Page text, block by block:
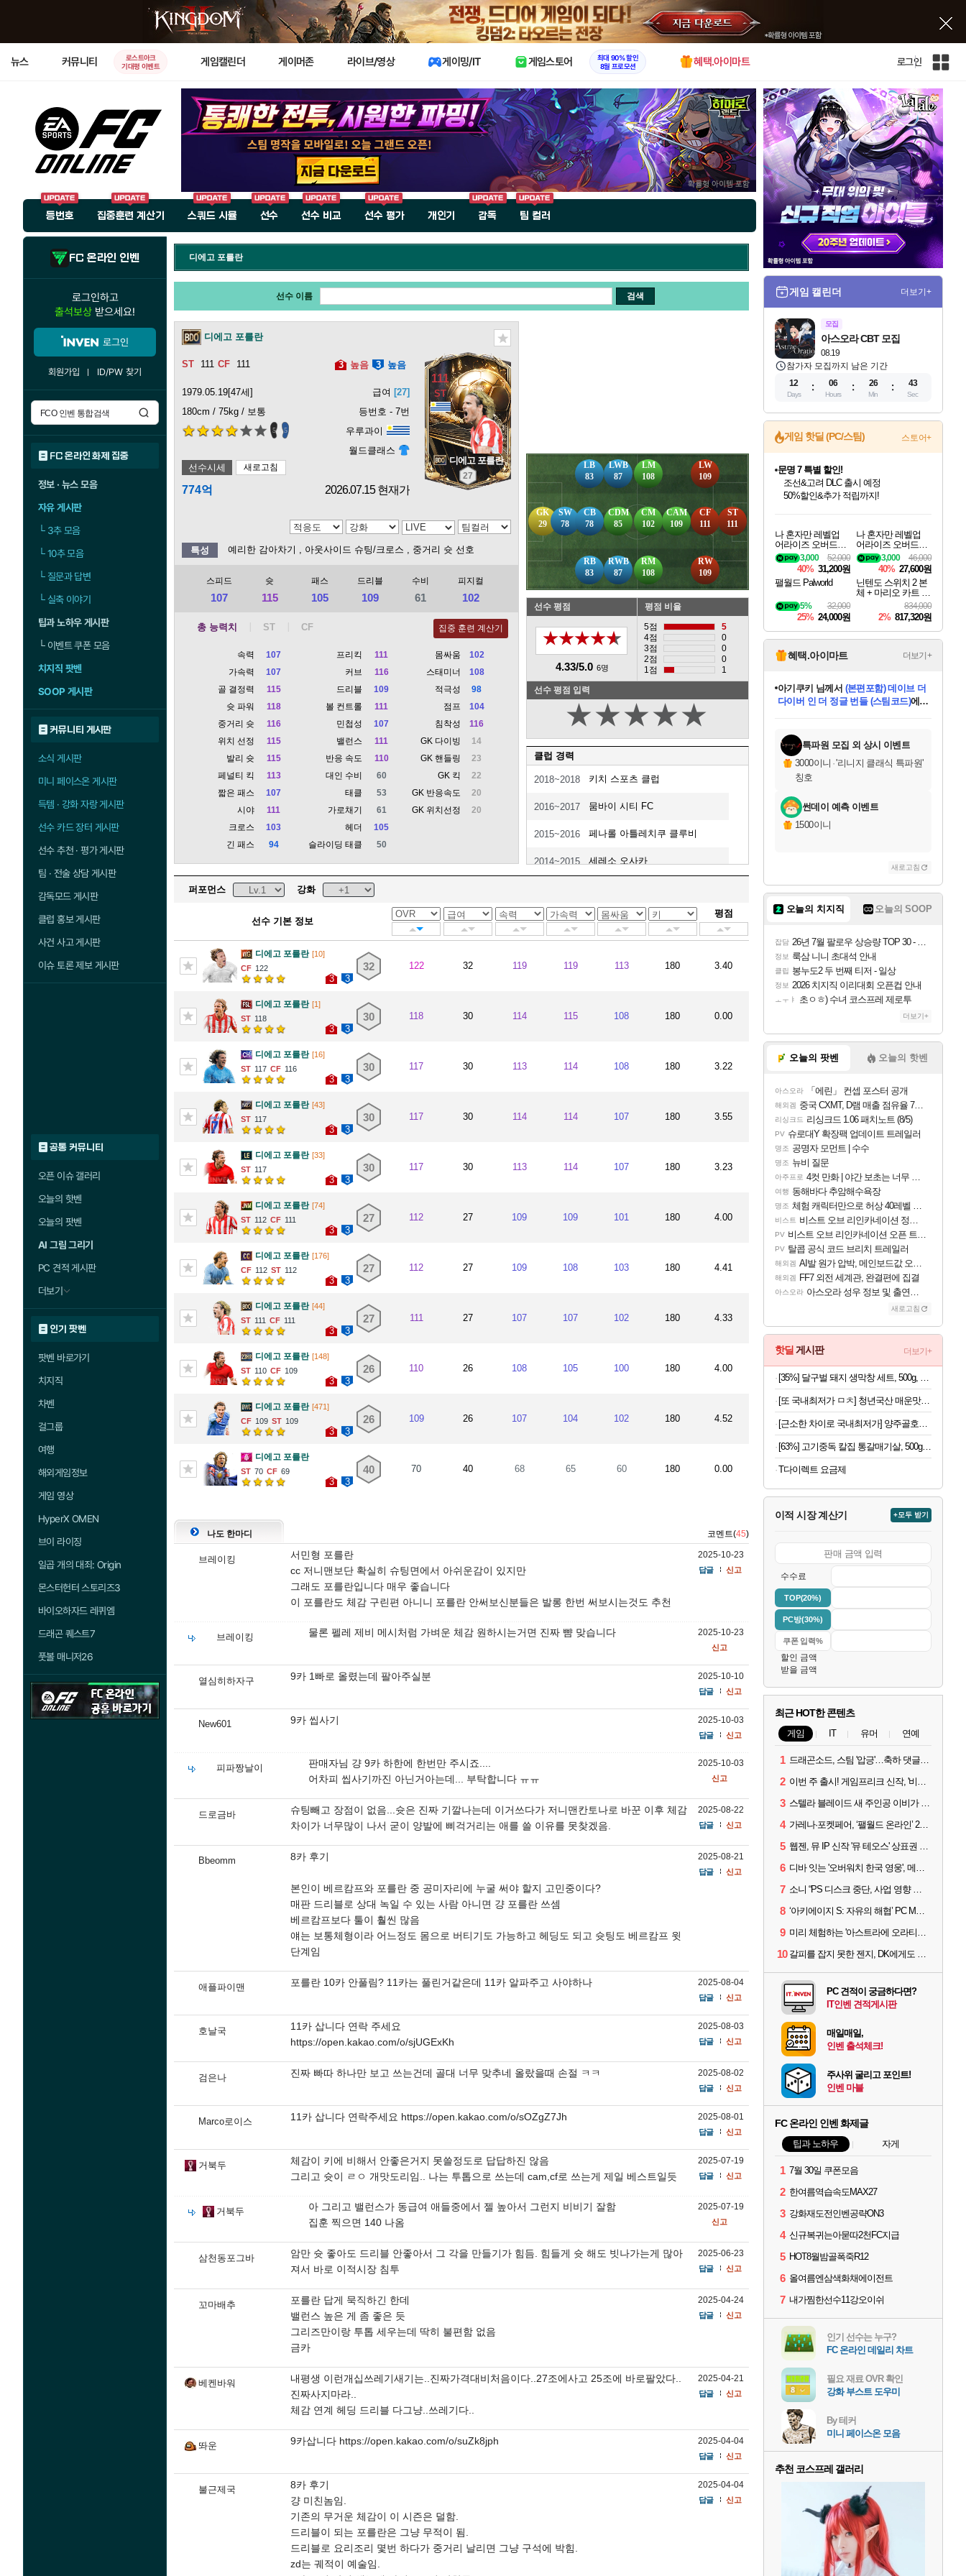
X
뉴스 커뮤니티
로스트아크
기대평 이벤트
게임캘린더 게이머존 라이브/영상 게이밍/IT 게임스토어
최대 90% 할인
8월 프로모션
혜택.아이마트 로그인
인
체
사
트
맵
등번호 집중훈련 계산기 스쿼드 시뮬 선수 선수 비교 선수 평가 개인기 감독 팀 컬러
FC 온라인 인벤
로그인하고
출석보상 받으세요!
로그인
회원가입 ID/PW 찾기
FC 온라인 화제 집중
정보 · 뉴스 모음
자유 게시판
└3추 모음
└10추 모음
└질문과 답변
└실축 이야기
팁과 노하우 게시판
└이벤트 쿠폰 모음
치지직 팟벤
SOOP 게시판
커뮤니티 게시판
소식 게시판
미니 페이스온 게시판
득템 · 강화 자랑 게시판
선수 카드 장터 게시판
선수 추천 · 평가 게시판
팀 · 전술 상담 게시판
감독모드 게시판
클럽 홍보 게시판
사건 사고 게시판
이슈 토론 제보 게시판
공통 커뮤니티
오픈 이슈 갤러리
오늘의 핫벤
오늘의 팟벤
AI 그림 그리기
PC 견적 게시판
더보기
인기 팟벤
팟벤 바로가기
치지직
차벤
걸그룹
여행
해외게임정보
게임 영상
HyperX OMEN
브이 라이징
일곱 개의 대죄: Origin
몬스터헌터 스토리즈3
바이오하자드 레퀴엠
드래곤 퀘스트7
풋볼 매니저26
디에고 포를란
선수 이름 검색
디에고 포를란
111 111 3 높음 3 높음
1979.05.19[47세] 급여 [27]
180cm / 75kg / 보통
등번호 - 7번
5 5
우루과이
월드클래스
선수시세
새로고침
774억 2026.07.15 현재가
111
디에고 포를란
27
특성 예리한 감아차기 , 아웃사이드 슈팅/크로스 , 중거리 슛 선호
스피드
107
슛
115
패스
105
드리블
109
수비
61
피지컬
102
총 능력치 집중 훈련 계산기
속력
107
가속력
107
골 결정력
115
슛 파워
118
중거리 슛
116
위치 선정
115
발리 슛
115
페널티 킥
113
짧은 패스
107
시야
111
크로스
103
긴 패스
94
프리킥
111
커브
116
드리블
109
볼 컨트롤
111
민첩성
107
밸런스
111
반응 속도
110
대인 수비
60
태클
53
가로채기
61
헤더
105
슬라이딩 태클
50
몸싸움
102
스태미너
108
적극성
98
점프
104
침착성
116
GK 다이빙
14
GK 핸들링
23
GK 킥
22
GK 반응속도
20
GK 위치선정
20
GK
29
SW
78
RWB
87
RB
83
CB
78
LB
83
LWB
87
CDM
85
RM
108
CM
102
LM
108
CAM
109
LW
109
CF
111
RW
109
ST
111
선수 평점
★★★★★
4.33/5.0 6명
평점 비율
5점
5
4점
0
3점
0
2점
0
1점
1
선수 평점 입력
★★★★★
클럽 경력
2018~2018 키치 스포츠 클럽
2016~2017 뭄바이 시티 FC
2015~2016 페나롤 아틀레치쿠 클루비
2014~2015 세레소 오사카
2011~2012 롬바르디아 FC
2007~2011 아틀레티코 마드리드
2004~2007 비야레알 CF
퍼포먼스 강화
선수 기본 정보
평점
디에고 포를란 [10]
122
3 3
32 122 32 119 119 113 180 3.40
디에고 포를란 [1]
118
3 3
30 118 30 114 115 108 180 0.00
디에고 포를란 [16]
117
116
3 3
30 117 30 113 114 108 180 3.22
디에고 포를란 [43]
117
3 3
30 117 30 114 114 107 180 3.55
디에고 포를란 [33]
117
3 3
30 117 30 113 114 107 180 3.23
디에고 포를란 [74]
112
111
3 3
27 112 27 109 109 101 180 4.00
디에고 포를란 [176]
112
112
3 3
27 112 27 109 108 103 180 4.41
디에고 포를란 [44]
111
111
3 3
27 111 27 107 107 102 180 4.33
디에고 포를란 [148]
110
109
3 3
26 110 26 108 105 100 180 4.00
디에고 포를란 [471]
109
109
3 3
26 109 26 107 104 102 180 4.52
디에고 포를란
70 69
3 3
40 70 40 68 65 60 180 0.00
나도 한마디 코멘트(45)
브레이킹
서민형 포를란
cc 저니맨보단 확실히 슈팅면에서 아쉬운감이 있지만
그래도 포를란입니다 매우 좋습니다
이 포를란도 체감 구린편 아니니 포를란 안써보신분들은 발롱 한번 써보시는것도 추천
2025-10-23
답글 신고
브레이킹 물론 펠레 제비 메시처럼 가벼운 체감 원하시는거면 진짜 뺨 맞습니다 2025-10-23
신고
열심히하자구 9카 1빠로 올렸는데 팔아주실분 2025-10-10
답글 신고
New601 9카 씹사기 2025-10-03
답글 신고
피파짱날이
판매자님 걍 9카 하한에 한번만 주시죠....
어차피 씹사기까진 아닌거아는데... 부탁합니다 ㅠㅠ
2025-10-03
신고
드로금바
슈팅빼고 장점이 없음...슛은 진짜 기깔나는데 이거쓰다가 저니맨칸토나로 바꾼 이후 체감
차이가 너무많이 나서 굳이 양발에 삐걱거리는 애를 쓸 이유를 못찾겠음.
2025-08-22
답글 신고
Bbeomm 8카 후기
본인이 베르캄프와 포를란 중 공미자리에 누굴 써야 할지 고민중이다?
매판 드리블로 상대 녹일 수 있는 사람 아니면 걍 포를란 쓰셈
베르캄프보다 툴이 훨씬 많음
얘는 보통체형이라 어느정도 몸으로 버티기도 가능하고 헤딩도 되고 슛팅도 베르캄프 윗
단계임
2025-08-21
답글 신고
애플파이맨 포를란 10카 안풀림? 11카는 풀린거같은데 11카 알파주고 사야하나 2025-08-04
답글 신고
호날국
11카 삽니다 연락 주세요
https://open.kakao.com/o/sjUGExKh
2025-08-03
답글 신고
검은나 진짜 빠따 하나만 보고 쓰는건데 골대 너무 맞추네 올랐을때 손절 ㅋㅋ 2025-08-02
답글 신고
Marco로이스 11카 삽니다 연락주세요 https://open.kakao.com/o/sOZgZ7Jh 2025-08-01
답글 신고
거북두
체감이 키에 비해서 안좋은거지 못쓸정도로 답답하진 않음
그리고 슛이 ㄹㅇ 개맛도리임.. 나는 투톱으로 쓰는데 cam,cf로 쓰는게 제일 베스트일듯
2025-07-19
답글 신고
거북두
아 그리고 밸런스가 동급여 애들중에서 젤 높아서 그런지 비비기 잘함
집훈 찍으면 140 나옴
2025-07-19
신고
삼천동포그바
암만 슛 좋아도 드리블 안좋아서 그 각을 만들기가 힘듬. 힘들게 슛 해도 빗나가는게 많아
져서 바로 이적시장 침투
2025-06-23
답글 신고
꼬마배추
포를란 답게 묵직하긴 한데
밸런스 높은 게 좀 좋은 듯
그리즈만이랑 투톱 세우는데 딱히 불편함 없음
금카
2025-04-24
답글 신고
베켄바워
내평생 이런개십쓰레기새기는..진짜가격대비처음이다..27조에사고 25조에 바로팔았다..
진짜사지마라..
체감 연계 헤딩 드리블 다그냥..쓰레기다..
2025-04-21
답글 신고
똬운 9카삽니다 https://open.kakao.com/o/suZk8jph 2025-04-04
답글 신고
불근제국
8카 후기
걍 미친놈임.
기존의 무거운 체감이 이 시즌은 덜함.
드리블이 되는 포를란은 그냥 무적이 됨.
드리블로 요리조리 몇번 하다가 중거리 날리면 그냥 구석에 박힘.
zd는 궤적이 예술임.
2025-04-04
답글 신고
게임 캘린더 더보기+
모집
08.19
아스오라 CBT 모집
참가자 모집까지 남은 기간
12
Days
06
Hours
26
Min
41
Sec
게임 핫딜 (PC/스팀) 스토어+
최대 90% 할인가를 만나보세요!
네이버혜택과 함께 만나보세요!
문명 7 특별 할인!
조선&고려 DLC 출시 예정
50%할인&추가 적립까지!
귀무자: 검의 길 예약 판매 중!
10% 할인과
이니&베니 혜택까지!
네이버 혜택가와 함께 예약하세요!
할인&네이버혜택으로 만나보세요!
네이버페이 혜택과 만나보세요!
40주년 프로모션으로 만나보세요!
네이버 포인트 혜택까지!
할인가에 만나보세요!
일부 에디션 상시 할인!
혜택으로 예약 판매 중
편안하게 충전하세요
나 혼자만 레벨업
어라이즈 오버드라
이브 디럭스 에디션
Solo Leveling Arise
Overdrive Deluxe Edi
tion
52,000
3,000
40% 31,200원
나 혼자만 레벨업
어라이즈 오버드라
이브 Solo Leveling A
rise
46,000
3,000
40% 27,600원
팰월드 Palworld
32,000
5%
25% 24,000원
닌텐도 스위치 2 본
체 + 마리오 카트 월
드 + 포켓몬 포코피
아 번들
834,000
2% 817,320원
혜택.아이마트 더보기+
당첨되셨습니다.
당첨되셨습니다.
eksxo님께서 디스코 엘리시움 최종판
(스팀코드) 에 당첨되셨습니다.
당첨되셨습니다.
당첨되셨습니다.
에디션 (스팀코드)를 교환.
당첨되셨습니다.
당첨되셨습니다.
당첨되셨습니다.
당첨되셨습니다.
특파원 모집 외 상시 이벤트
3000이니 ·'리니지 클래식 특파원'
칭호
썬데이 예측 이벤트
1500이니
새로고침
오늘의 치지직 오늘의 SOOP
잡담 26년 7월 팔로우 상승량 TOP 30 - 월간 치지직
정보 룩삼 니니 초대석 안내
클립 봉누도2 두 번째 티저 - 일상
정보 2026 치지직 이리대회 오픈컵 안내
ㅗㅜㅑ 초ㅇㅎ) 수녀 코스프레 제로투
더보기+
오늘의 팟벤 오늘의 핫벤
아스오라 「에린」 컨셉 포스터 공개
해외겜 중국 CXMT, D램 매출 점유율 7%…글로벌 4위로 부상
리싱크드 리싱크드 1.06 패치노트 (8/5)
PV 슈로대Y 확장팩 업데이트 트레일러
명조 공명자 모먼트 | 수수
명조 뉴비 질문
아주프로 4컷 만화 | 야간 보초는 너무 힘들어
여행 동해바다 추암해수욕장
명조 체험 캐릭터만으로 허상 40레벨 하이와티아 5분 컷!｜에이메스·린네·모니에 명함
비스트 비스트 오브 리인카네이션 정보/공략글 모음
PV 비스트 오브 리인카네이션 오픈 트레일러
PV 탈콥 공식 코드 브리치 트레일러
해외겜 AI발 원가 압박, 메인보드값 오르나
해외겜 FF7 외전 세계관, 완결편에 집결
아스오라 아스오라 성우 정보 및 출연작 모음
새로고침
핫딜 게시판 더보기+
[또 국내최저가 ㅁㅊ] 청년국산 매운맛 굵은 고춧가루 1kg
[63%] 고기중독 칼집 통갈매기살, 500g, 2팩
T다이렉트 요금제
이적 시장 계산기 +모두 받기
수수료
TOP(20%)
PC방(30%)
할인 금액
받을 금액
최근 HOT한 콘텐츠
게임 IT 유머 연예
1 드래곤소드, 스팀 '압긍'…축하 댓글 달고 게임 코드 받자!
2 이번 주 출시! 게임프리크 신작, '비스트 오브 리인카네이션'
3 스텔라 블레이드 새 주인공 이비가 부릅니다, 'Wanna be in LOVE' 뮤비 공개
4 가레나·포켓페어, ‘팰월드 온라인’ 2026년 출시 예고
5 웹젠, 뮤 IP 신작 '뮤 테오스' 상표권 출원
6 디바 잇는 '오버워치 한국 영웅', 메카 파일럿 디몬 나온다
7 소니 “PS 디스크 중단, 사업 영향 없다”
8 ‘아키에이지 S: 자유의 해협’ PC MMORPG로 개발한다
9 미리 체험하는 '아스트라에 오라티오'...NC, 8/19부터 CBT 참가자 모집
10 갈피를 잡지 못한 젠지, DK에게도 0:2 패배
PC 견적이 궁금하다면?
IT인벤 견적게시판
매일매일,
인벤 출석체크!
주사위 굴리고 포인트!
인벤 마블
FC 온라인 인벤 화제글
팁과 노하우 자게
1 7월 30일 쿠폰모음
2 한여름역습속도MAX27
3 강화재도전인벤공략ON3
4 신규복귀는아묻따2천FC지급
5 HOT8월밤골폭죽R12
6 올여름엔삼색화채에이전트
7 내가찜한선수11강오이쉬
인기 선수는 누구?
FC 온라인 데일리 차트
필요 재료 OVR 확인
강화 부스트 도우미
By 테커
미니 페이스온 모음
추천 코스프레 갤러리